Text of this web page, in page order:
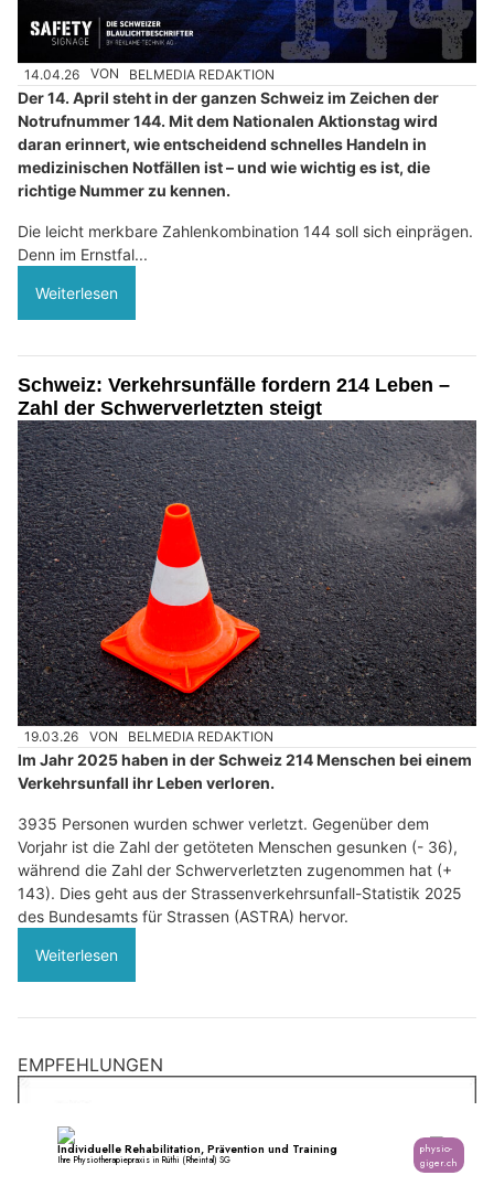
14.04.26 VON BELMEDIA REDAKTION
Der 14. April steht in der ganzen Schweiz im Zeichen der
Notrufnummer 144. Mit dem Nationalen Aktionstag wird
daran erinnert, wie entscheidend schnelles Handeln in
medizinischen Notfällen ist – und wie wichtig es ist, die
richtige Nummer zu kennen.
Die leicht merkbare Zahlenkombination 144 soll sich einprägen.
Denn im Ernstfal...
Weiterlesen
Schweiz: Verkehrsunfälle fordern 214 Leben –
Zahl der Schwerverletzten steigt
19.03.26 VON BELMEDIA REDAKTION
Im Jahr 2025 haben in der Schweiz 214 Menschen bei einem
Verkehrsunfall ihr Leben verloren.
3935 Personen wurden schwer verletzt. Gegenüber dem
Vorjahr ist die Zahl der getöteten Menschen gesunken (- 36),
während die Zahl der Schwerverletzten zugenommen hat (+
143). Dies geht aus der Strassenverkehrsunfall-Statistik 2025
des Bundesamts für Strassen (ASTRA) hervor.
Weiterlesen
EMPFEHLUNGEN